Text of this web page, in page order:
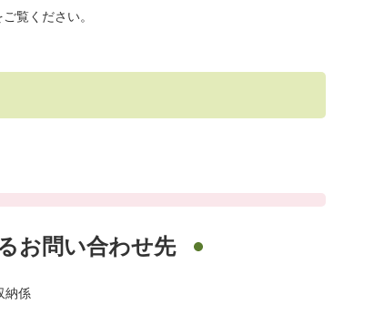
ご覧ください。
お問い合わせ先
納係